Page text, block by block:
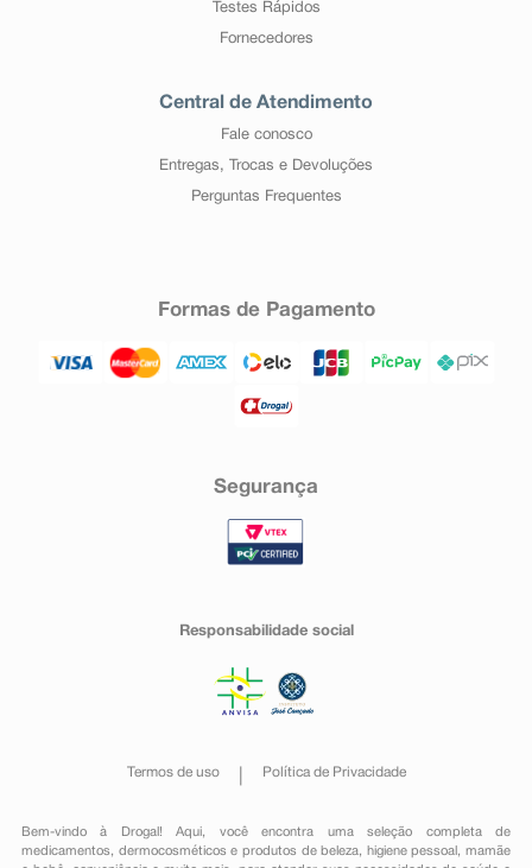
Testes Rápidos
Fornecedores
Central de Atendimento
Fale conosco
Entregas, Trocas e Devoluções
Perguntas Frequentes
Formas de Pagamento
Segurança
Responsabilidade social
Termos de uso Política de Privacidade
Bem-vindo à Drogal! Aqui, você encontra uma seleção completa de
medicamentos , dermocosméticos e produtos de beleza, higiene pessoal ,mamãe